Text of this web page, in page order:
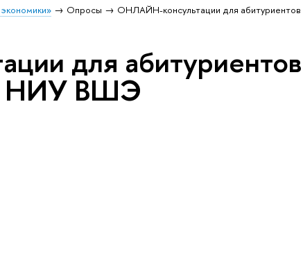
Опросы
ОНЛАЙН-консультации для абитуриенто
для абитуриенто
НИУ ВШЭ